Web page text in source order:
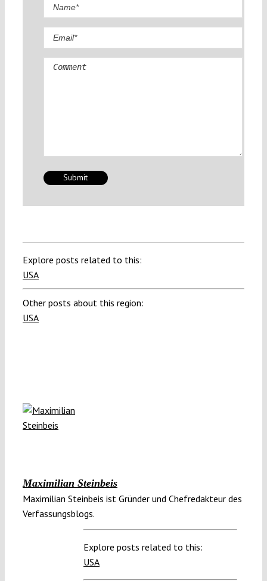
Comment
Explore posts related to this:
USA
Other posts about this region:
USA
Maximilian Steinbeis
Maximilian Steinbeis ist Gründer und Chefredakteur des
Verfassungsblogs.
Explore posts related to this:
USA